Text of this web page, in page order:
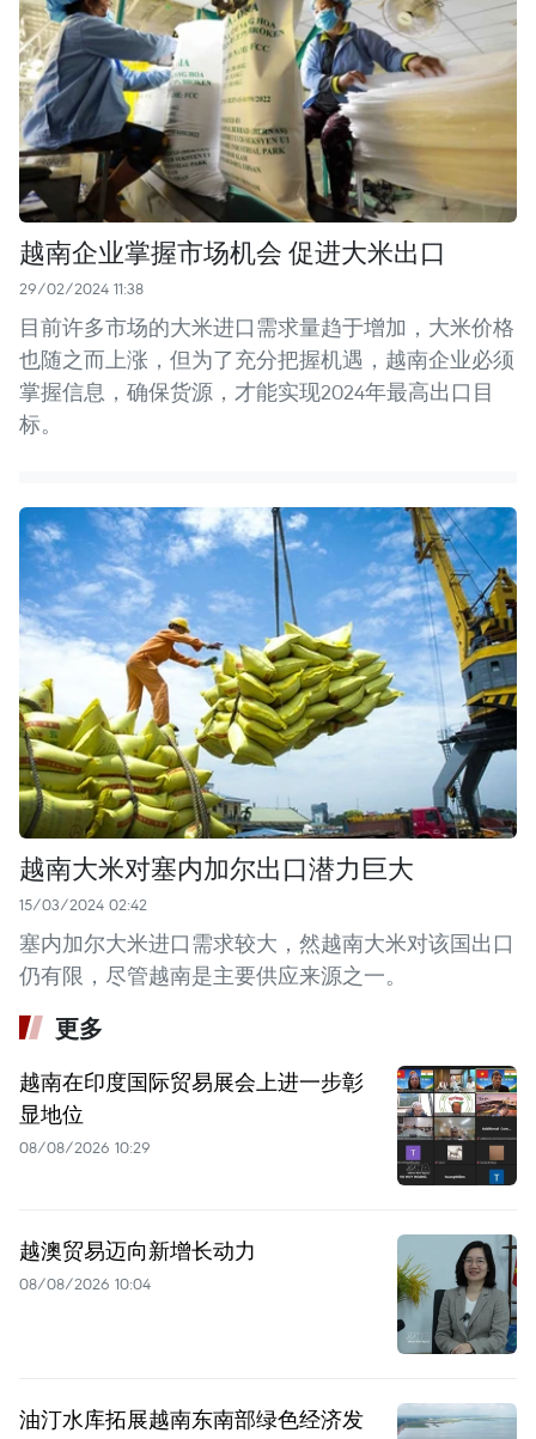
越南企业掌握市场机会 促进大米出口
29/02/2024 11:38
目前许多市场的大米进口需求量趋于增加，大米价格
也随之而上涨，但为了充分把握机遇，越南企业必须
掌握信息，确保货源，才能实现2024年最高出口目
标。
越南大米对塞内加尔出口潜力巨大
15/03/2024 02:42
塞内加尔大米进口需求较大，然越南大米对该国出口
仍有限，尽管越南是主要供应来源之一。
更多
越南在印度国际贸易展会上进一步彰
显地位
08/08/2026 10:29
越澳贸易迈向新增长动力
08/08/2026 10:04
油汀水库拓展越南东南部绿色经济发